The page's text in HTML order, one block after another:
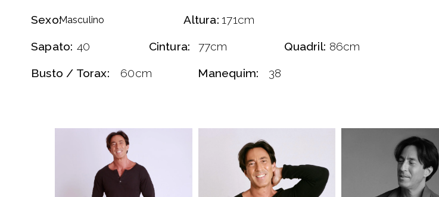
Sexo:Masculino Altura: 171cm
Sapato: 40 Cintura: 77cm Quadril: 86cm
Busto / Torax: 60cm Manequim: 38